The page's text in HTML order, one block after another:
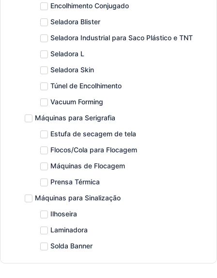
Encolhimento Conjugado
Seladora Blister
Seladora Industrial para Saco Plástico e TNT
Seladora L
Seladora Skin
Túnel de Encolhimento
Vacuum Forming
Máquinas para Serigrafia
Estufa de secagem de tela
Flocos/Cola para Flocagem
Máquinas de Flocagem
Prensa Térmica
Máquinas para Sinalização
Ilhoseira
Laminadora
Solda Banner